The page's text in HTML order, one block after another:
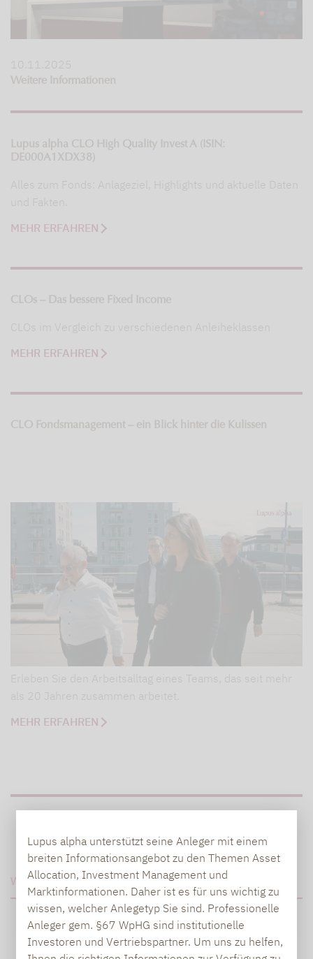
Lupus alpha unterstützt seine Anleger mit einem
breiten Informationsangebot zu den Themen Asset
Allocation, Investment Management und
Marktinformationen. Daher ist es für uns wichtig zu
wissen, welcher Anlegetyp Sie sind. Professionelle
Anleger gem. §67 WpHG sind institutionelle
Investoren und Vertriebspartner. Um uns zu helfen,
10.11.2025
Weitere Informationen
Lupus alpha CLO High Quality Invest A (ISIN:
DE000A1XDX38)
Alles zum Fonds: Anlageziel, Highlights und aktuelle Daten
und Fakten.
MEHR ERFAHREN
CLOs – Das bessere Fixed Income
CLOs im Vergleich zu verschiedenen Anleiheklassen
MEHR ERFAHREN
CLO Fondsmanagement – ein Blick hinter die Kulissen
Erleben Sie den Arbeitsalltag eines Teams, das seit mehr
als 20 Jahren zusammen arbeitet.
MEHR ERFAHREN
WEITERE INFORMATIONEN